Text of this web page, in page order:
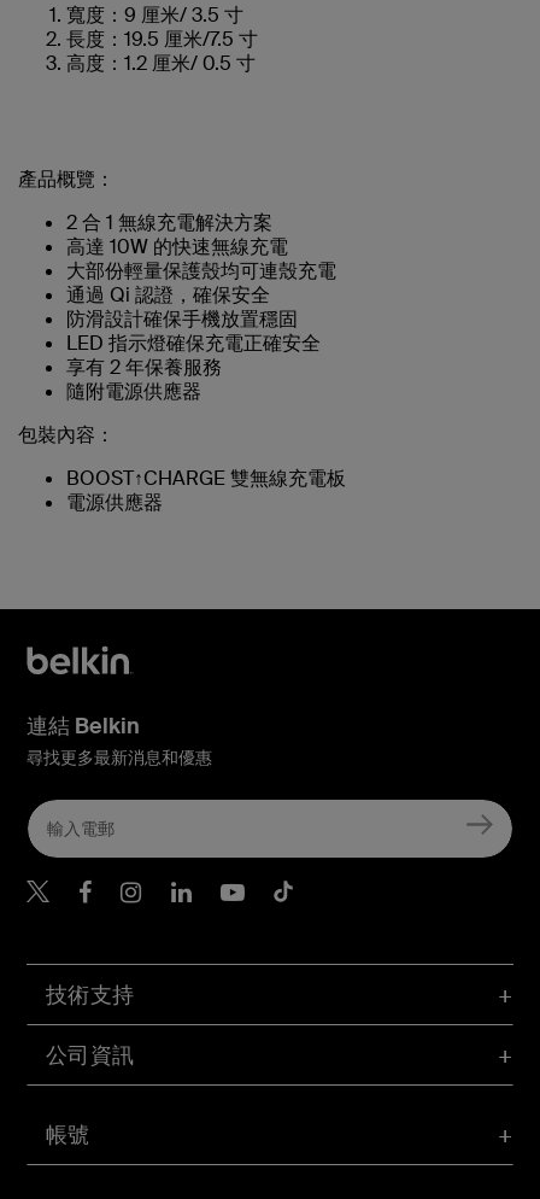
寬度：9 厘米/ 3.5 寸
長度：19.5 厘米/7.5 寸
高度：1.2 厘米/ 0.5 寸
產品概覽：
2 合 1 無線充電解決方案
高達 10W 的快速無線充電
大部份輕量保護殼均可連殼充電
通過 Qi 認證，確保安全
防滑設計確保手機放置穩固
LED 指示燈確保充電正確安全
享有 2 年保養服務
隨附電源供應器
包裝內容：
BOOST↑CHARGE 雙無線充電板
電源供應器
帳號
技術支持
公司資訊
連結 Belkin
尋找更多最新消息和優惠
Belkin Twitter
Belkin Hong Kong
Belkin Instagram
Belkin Hong Kong
Belkin Youtube
Belkin TikTok